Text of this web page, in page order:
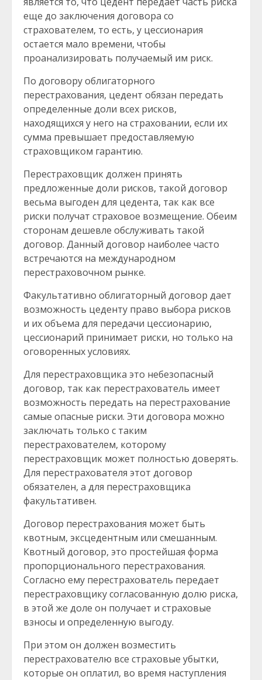
еще до заключения договора со
страхователем, то есть, у цессионария
остается мало времени, чтобы
проанализировать получаемый им риск.
По договору облигаторного
перестрахования, цедент обязан передать
определенные доли всех рисков,
находящихся у него на страховании, если их
сумма превышает предоставляемую
страховщиком гарантию.
Перестраховщик должен принять
предложенные доли рисков, такой договор
весьма выгоден для цедента, так как все
риски получат страховое возмещение. Обеим
сторонам дешевле обслуживать такой
договор. Данный договор наиболее часто
встречаются на международном
перестраховочном рынке.
Факультативно облигаторный договор дает
возможность цеденту право выбора рисков
и их объема для передачи цессионарию,
цессионарий принимает риски, но только на
оговоренных условиях.
Для перестраховщика это небезопасный
договор, так как перестрахователь имеет
возможность передать на перестрахование
самые опасные риски. Эти договора можно
заключать только с таким
перестрахователем, которому
перестраховщик может полностью доверять.
Для перестрахователя этот договор
обязателен, а для перестраховщика
факультативен.
Договор перестрахования может быть
квотным, эксцедентным или смешанным.
Квотный договор, это простейшая форма
пропорционального перестрахования.
Согласно ему перестрахователь передает
перестраховщику согласованную долю риска,
в этой же доле он получает и страховые
взносы и определенную выгоду.
При этом он должен возместить
перестрахователю все страховые убытки,
которые он оплатил, во время наступления